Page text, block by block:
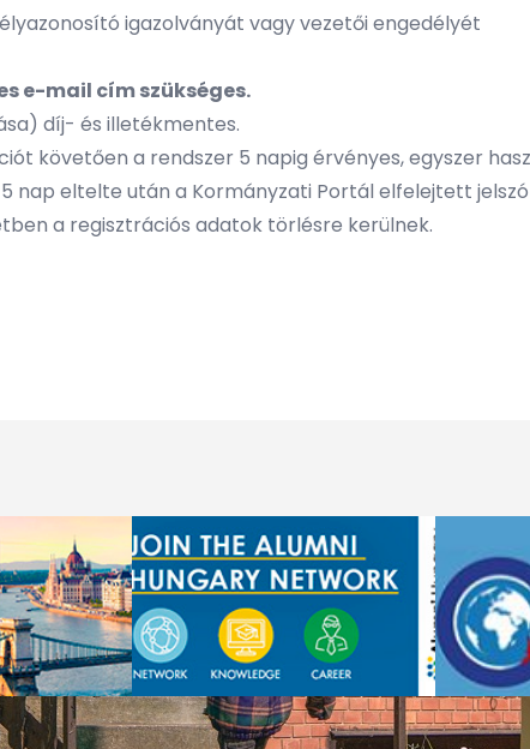
igazolványát vagy vezetői engedélyét
e-mail cím szükséges.
díj- és illetékmentes.
követően a rendszer 5 napig érvényes, egyszer
nap eltelte után a Kormányzati Portál elfelejtett
a regisztrációs adatok törlésre kerülnek.